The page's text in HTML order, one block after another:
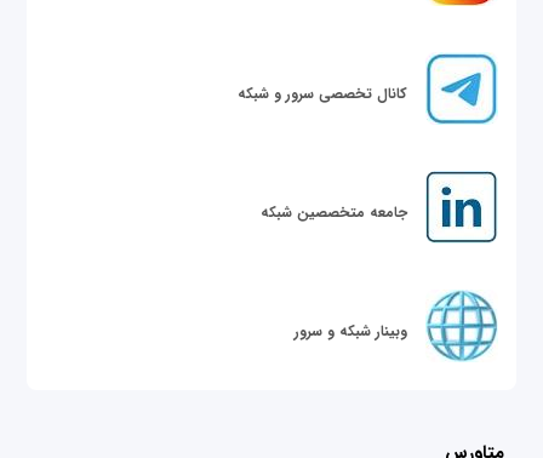
کانال تخصصی سرور و شبکه
جامعه متخصصین شبکه
وبینار شبکه و سرور